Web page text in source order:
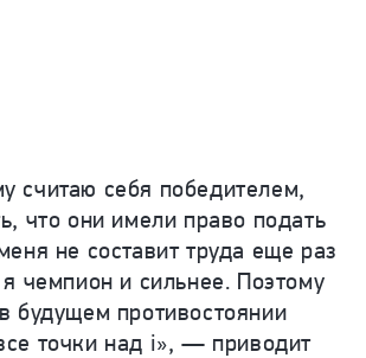
считаю себя победителем,
что они имели право подать
не составит труда еще раз
чемпион и сильнее. Поэтому
будущем противостоянии
точки над i», — приводит